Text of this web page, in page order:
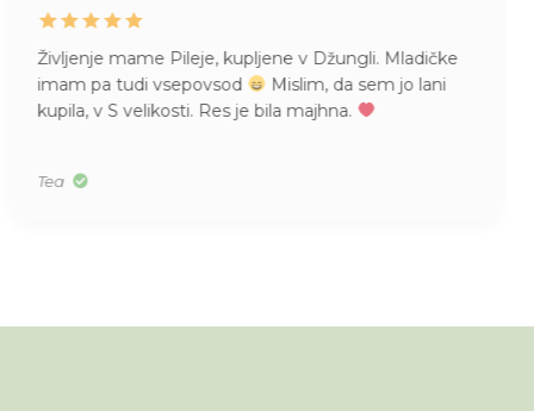
Življenje mame Pileje, kupljene v Džungli. Mladičke
imam pa tudi vsepovsod
Mislim, da sem jo lani
kupila, v S velikosti. Res je bila majhna.
Tea